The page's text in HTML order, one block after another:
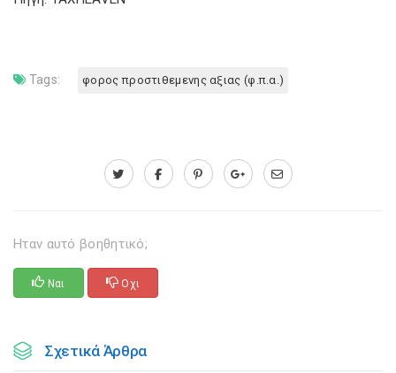
Tags: φορος προστιθεμενης αξιας (φ.π.α.)
Ηταν αυτό βοηθητικό;
Ναι Οχι
Σχετικά Άρθρα